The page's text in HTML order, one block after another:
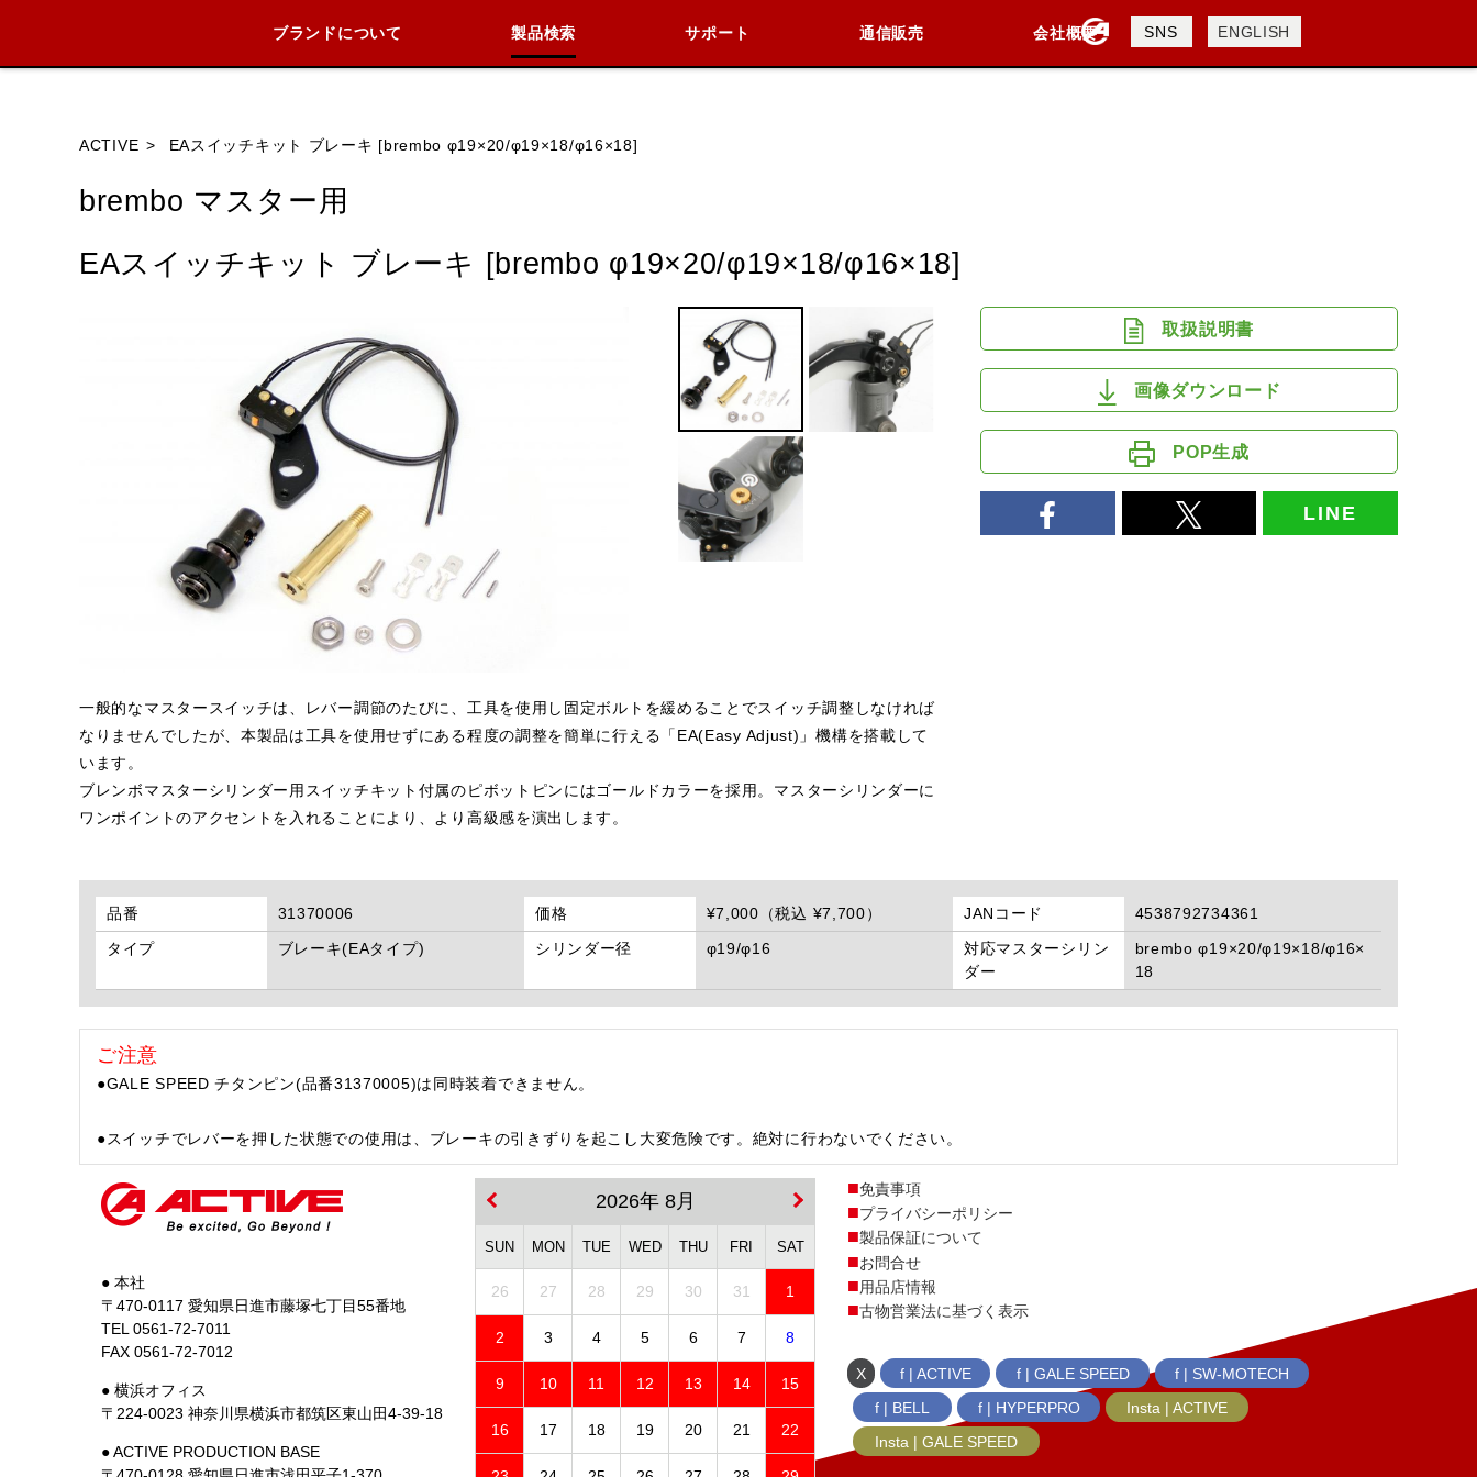
ブランドについて 製品検索 サポート 通信販売 会社概要
会社概要
採用情報
SNS ENGLISH
閉じる
ACTIVE EAスイッチキット ブレーキ [brembo φ19×20/φ19×18/φ16×18]
brembo マスター用
EAスイッチキット ブレーキ [brembo φ19×20/φ19×18/φ16×18]
一般的なマスタースイッチは、レバー調節のたびに、工具を使用し固定ボルトを緩めることでスイッチ調整しなければ
なりませんでしたが、本製品は工具を使用せずにある程度の調整を簡単に行える「EA(Easy Adjust)」機構を搭載して
います。
ブレンボマスターシリンダー用スイッチキット付属のピボットピンにはゴールドカラーを採用。マスターシリンダーに
ワンポイントのアクセントを入れることにより、より高級感を演出します。
取扱説明書
画像ダウンロード
POP生成
LINE
品番 31370006 価格 ¥7,000（税込 ¥7,700） JANコード
4538792734361
タイプ
ブレーキ(EAタイプ) シリンダー径 φ19/φ16
対応マスターシリン
ダー
brembo φ19×20/φ19×18/φ16×
18
ご注意
●GALE SPEED チタンピン(品番31370005)は同時装着できません。
●スイッチでレバーを押した状態での使用は、ブレーキの引きずりを起こし大変危険です。絶対に行わないでください。
● 本社
〒470-0117 愛知県日進市藤塚七丁目55番地
TEL 0561-72-7011
FAX 0561-72-7012
● 横浜オフィス
〒224-0023 神奈川県横浜市都筑区東山田4-39-18
● ACTIVE PRODUCTION BASE
2026年 8月
SUN MON TUE WED THU FRI SAT
26 27 28 29 30 31 1
2 3 4 5 6 7 8
9 10 11 12 13 14 15
16 17 18 19 20 21 22
免責事項
プライバシーポリシー
製品保証について
お問合せ
用品店情報
古物営業法に基づく表示
X f | ACTIVE f | GALE SPEED
f | SW-MOTECH
f | BELL
f | HYPERPRO
Insta | ACTIVE
Insta | GALE SPEED